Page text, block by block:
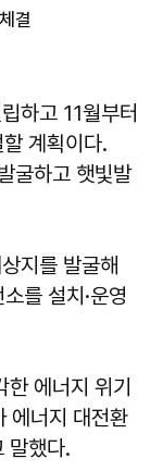
결
하고 11월부터
계획이다.
굴하고 햇빛발
지를 발굴해
를 설치·운영
에너지 위기
에너지 대전환
말했다.